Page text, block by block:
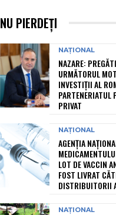
NU PIERDEȚI
NAȚIONAL
NAZARE:
URMĂTORUL
INVESTIȚII AL
PARTENERIATUL
PRIVAT
NAȚIONAL
AGENȚIA
LOT DE VACCIN
FOST LIVRAT
DISTRIBUITORII
NAȚIONAL